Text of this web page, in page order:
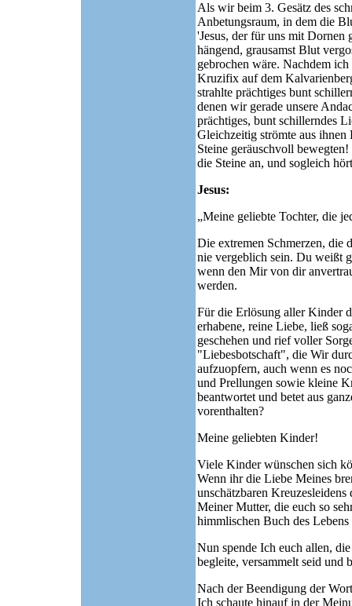
Als wir beim 3. Gesätz des
Anbetungsraum, in dem die
'Jesus, der für uns mit
hängend, grausamst Blut
gebrochen wäre. Nachdem ich
Kruzifix auf dem
strahlte prächtiges bunt
denen wir gerade unsere
prächtiges, bunt schillerndes
Gleichzeitig strömte aus
Steine geräuschvoll
die Steine an, und sogleich
Jesus:
„Meine geliebte Tochter, die
Die extremen Schmerzen, die
nie vergeblich sein. Du weißt
wenn den Mir von dir
werden.
Für die Erlösung aller Kinder
erhabene, reine Liebe, ließ
geschehen und rief voller
"Liebesbotschaft", die Wir
aufzuopfern, auch wenn es
und Prellungen sowie kleine
beantwortet und betet aus
vorenthalten?
Meine geliebten Kinder!
Viele Kinder wünschen sich
Wenn ihr die Liebe Meines
unschätzbaren
Meiner Mutter, die euch so
himmlischen Buch des
Nun spende Ich euch allen,
begleite, versammelt seid und
Nach der Beendigung der
Ich schaute hinauf in der